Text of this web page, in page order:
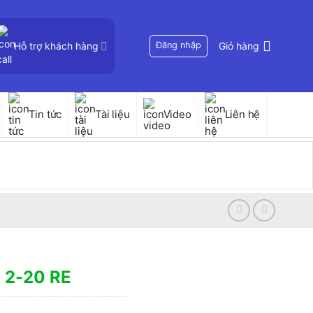
Hỗ trợ khách hàng Đăng nhập Giỏ hàng
Tin tức Tài liệu Video Liên hệ
2-20 RE